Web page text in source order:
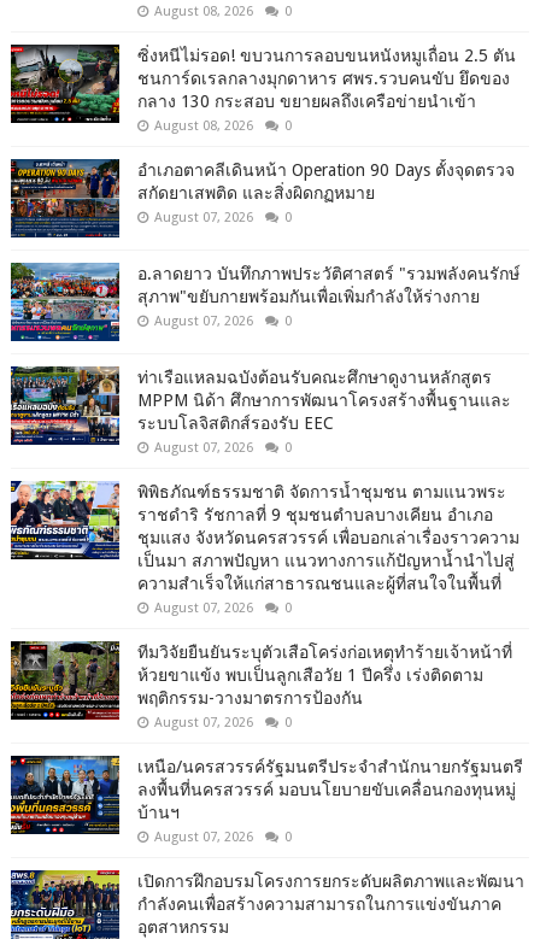
August 08, 2026 0
ซิ่งหนีไม่รอด! ขบวนการลอบขนหนังหมูเถื่อน 2.5 ตัน
ชนการ์ดเรลกลางมุกดาหาร ศพร.รวบคนขับ ยึดของ
กลาง 130 กระสอบ ขยายผลถึงเครือข่ายนำเข้า
August 08, 2026 0
อำเภอตาคลีเดินหน้า Operation 90 Days ตั้งจุดตรวจ
สกัดยาเสพติด และสิ่งผิดกฏหมาย
August 07, 2026 0
อ.ลาดยาว บันทึกภาพประวัติศาสตร์ "รวมพลังคนรักษ์
สุภาพ"ขยับกายพร้อมกันเพื่อเพิ่มกำลังให้ร่างกาย
August 07, 2026 0
ท่าเรือแหลมฉบังต้อนรับคณะศึกษาดูงานหลักสูตร
MPPM นิด้า ศึกษาการพัฒนาโครงสร้างพื้นฐานและ
ระบบโลจิสติกส์รองรับ EEC
August 07, 2026 0
พิพิธภัณฑ์ธรรมชาติ จัดการน้ำชุมชน ตามแนวพระ
ราชดำริ รัชกาลที่ 9 ชุมชนตำบลบางเคียน อำเภอ
ชุมแสง จังหวัดนครสวรรค์ เพื่อบอกเล่าเรื่องราวความ
เป็นมา สภาพปัญหา แนวทางการแก้ปัญหาน้ำนำไปสู่
ความสำเร็จให้แก่สาธารณชนและผู้ที่สนใจในพื้นที่
August 07, 2026 0
ทีมวิจัยยืนยันระบุตัวเสือโคร่งก่อเหตุทำร้ายเจ้าหน้าที่
ห้วยขาแข้ง พบเป็นลูกเสือวัย 1 ปีครึ่ง เร่งติดตาม
พฤติกรรม-วางมาตรการป้องกัน
August 07, 2026 0
เหนือ/นครสวรรค์รัฐมนตรีประจำสำนักนายกรัฐมนตรี
ลงพื้นที่นครสวรรค์ มอบนโยบายขับเคลื่อนกองทุนหมู่
บ้านฯ
August 07, 2026 0
เปิดการฝึกอบรมโครงการยกระดับผลิตภาพและพัฒนา
กำลังคนเพื่อสร้างความสามารถในการแข่งขันภาค
อุตสาหกรรม